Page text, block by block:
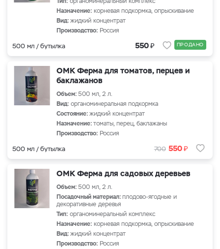
Назначение: корневая подкормка, опрыскивание
Вид:жидкий концентрат
Производство: Россия
500 мл / бутылка 550₽ ПРОДАНО
ОМК Ферма для томатов, перцев и
баклажанов
Объем:500 мл, 2 л.
Вид: органоминеральная подкормка
Состояние:жидкий концентрат
Назначение:томаты, перец, баклажаны
Производство: Россия
500 мл / бутылка 700 550₽
ОМК Ферма для садовых деревьев
Объем:500 мл, 2 л.
Посадочный материал:плодово-ягодные и
декоративные деревья
Тип: органоминеральный комплекс
Назначение: корневая подкормка, опрыскивание
Вид:жидкий концентрат
Производство: Россия